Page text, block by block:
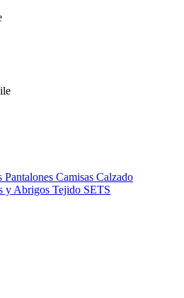
Pantalones Camisas Calzado
y Abrigos Tejido SETS